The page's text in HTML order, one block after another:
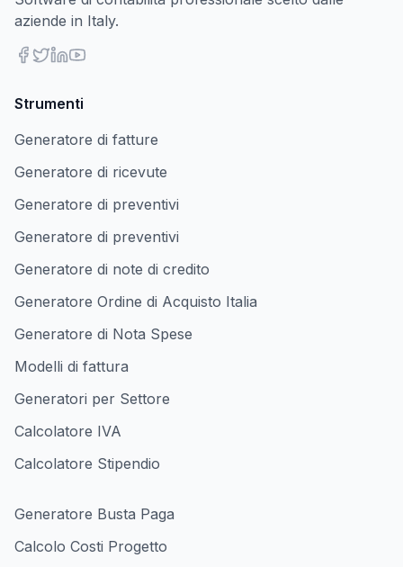
aziende in Italy.
Strumenti
Generatore di fatture
Generatore di ricevute
Generatore di preventivi
Generatore di preventivi
Generatore di note di credito
Generatore Ordine di Acquisto Italia
Generatore di Nota Spese
Modelli di fattura
Generatori per Settore
Calcolatore IVA
Calcolatore Stipendio
Generatore Busta Paga
Calcolo Costi Progetto